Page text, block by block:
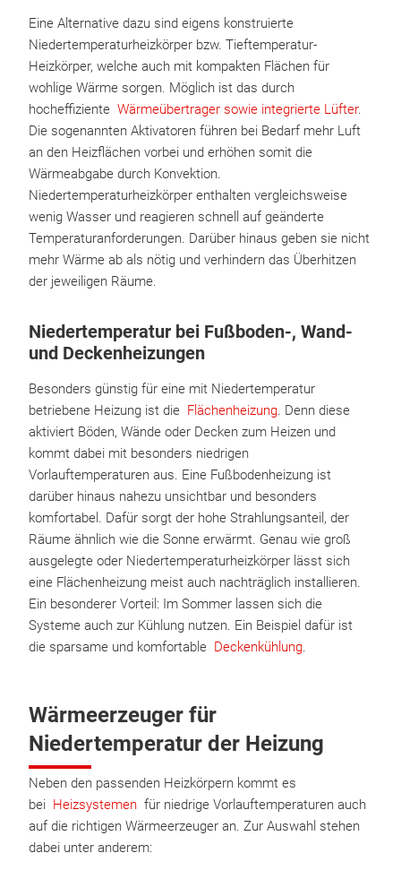
Eine Alternative dazu sind eigens konstruierte
Niedertemperaturheizkörper bzw. Tieftemperatur-
Heizkörper, welche auch mit kompakten Flächen für
wohlige Wärme sorgen. Möglich ist das durch
hocheffiziente Wärmeübertrager sowie integrierte Lüfter.
Die sogenannten Aktivatoren führen bei Bedarf mehr Luft
an den Heizflächen vorbei und erhöhen somit die
Wärmeabgabe durch Konvektion.
Niedertemperaturheizkörper enthalten vergleichsweise
wenig Wasser und reagieren schnell auf geänderte
Temperaturanforderungen. Darüber hinaus geben sie nicht
mehr Wärme ab als nötig und verhindern das Überhitzen
der jeweiligen Räume.
Niedertemperatur bei Fußboden-, Wand-
und Deckenheizungen
Besonders günstig für eine mit Niedertemperatur
betriebene Heizung ist die Flächenheizung. Denn diese
aktiviert Böden, Wände oder Decken zum Heizen und
kommt dabei mit besonders niedrigen
Vorlauftemperaturen aus. Eine Fußbodenheizung ist
darüber hinaus nahezu unsichtbar und besonders
komfortabel. Dafür sorgt der hohe Strahlungsanteil, der
Räume ähnlich wie die Sonne erwärmt. Genau wie groß
ausgelegte oder Niedertemperaturheizkörper lässt sich
eine Flächenheizung meist auch nachträglich installieren.
Ein besonderer Vorteil: Im Sommer lassen sich die
Systeme auch zur Kühlung nutzen. Ein Beispiel dafür ist
die sparsame und komfortable Deckenkühlung.
Wärmeerzeuger für
Niedertemperatur der Heizung
Neben den passenden Heizkörpern kommt es
bei Heizsystemen für niedrige Vorlauftemperaturen auch
auf die richtigen Wärmeerzeuger an. Zur Auswahl stehen
dabei unter anderem: